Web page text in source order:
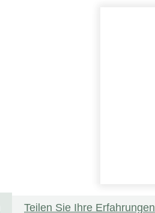
Teilen Sie Ihre Erfahrungen